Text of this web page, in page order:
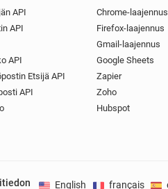
API
API
API
Etsijä API
API
Chrome-laajennus
Firefox-laajennus
Gmail-laajennus
Google Sheets
Zapier
Zoho
Hubspot
English français